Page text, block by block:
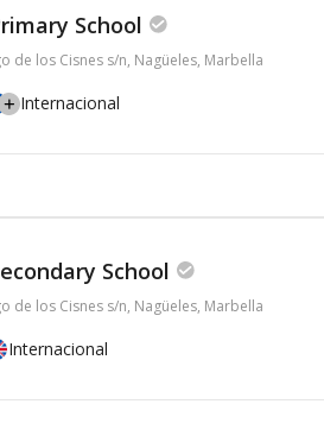
School
de los Cisnes s/n, Nagüeles, Marbella
Internacional
School
de los Cisnes s/n, Nagüeles, Marbella
Internacional